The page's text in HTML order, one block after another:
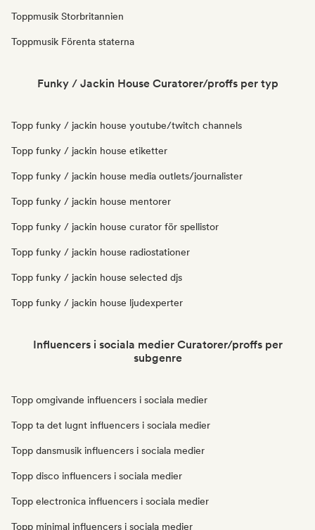
Toppmusik Storbritannien
Toppmusik Förenta staterna
Funky / Jackin House Curatorer/proffs per typ
Topp funky / jackin house youtube/twitch channels
Topp funky / jackin house etiketter
Topp funky / jackin house media outlets/journalister
Topp funky / jackin house mentorer
Topp funky / jackin house curator för spellistor
Topp funky / jackin house radiostationer
Topp funky / jackin house selected djs
Topp funky / jackin house ljudexperter
Influencers i sociala medier Curatorer/proffs per
subgenre
Topp omgivande influencers i sociala medier
Topp ta det lugnt influencers i sociala medier
Topp dansmusik influencers i sociala medier
Topp disco influencers i sociala medier
Topp electronica influencers i sociala medier
Topp minimal influencers i sociala medier